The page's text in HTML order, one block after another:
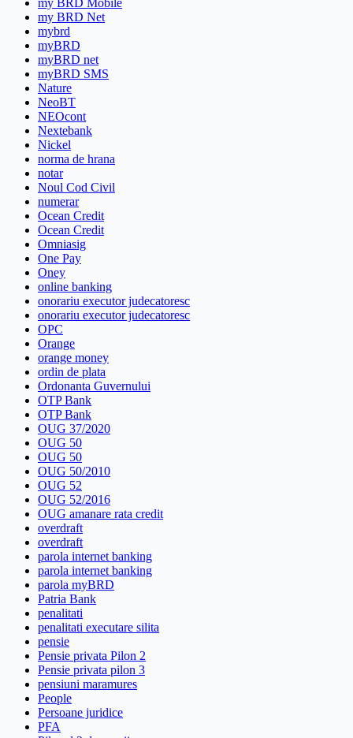
my BRD Net
mybrd
myBRD
myBRD net
myBRD SMS
Nature
NeoBT
NEOcont
Nextebank
Nickel
norma de hrana
notar
Noul Cod Civil
numerar
Ocean Credit
Ocean Credit
Omniasig
One Pay
Oney
online banking
onorariu executor judecatoresc
onorariu executor judecatoresc
OPC
Orange
orange money
ordin de plata
Ordonanta Guvernului
OTP Bank
OTP Bank
OUG 37/2020
OUG 50
OUG 50
OUG 50/2010
OUG 52
OUG 52/2016
OUG amanare rata credit
overdraft
overdraft
parola internet banking
parola internet banking
parola myBRD
Patria Bank
penalitati
penalitati executare silita
pensie
Pensie privata Pilon 2
Pensie privata pilon 3
pensiuni maramures
People
Persoane juridice
PFA